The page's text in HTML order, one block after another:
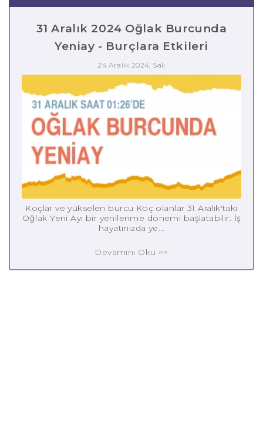
31 Aralık 2024 Oğlak Burcunda
Yeniay - Burçlara Etkileri
24 Aralık 2024, Salı
Koçlar ve yükselen burcu Koç olanlar 31 Aralık'taki
Oğlak Yeni Ayı bir yenilenme dönemi başlatabilir. İş
hayatınızda ye...
Devamını Oku >>